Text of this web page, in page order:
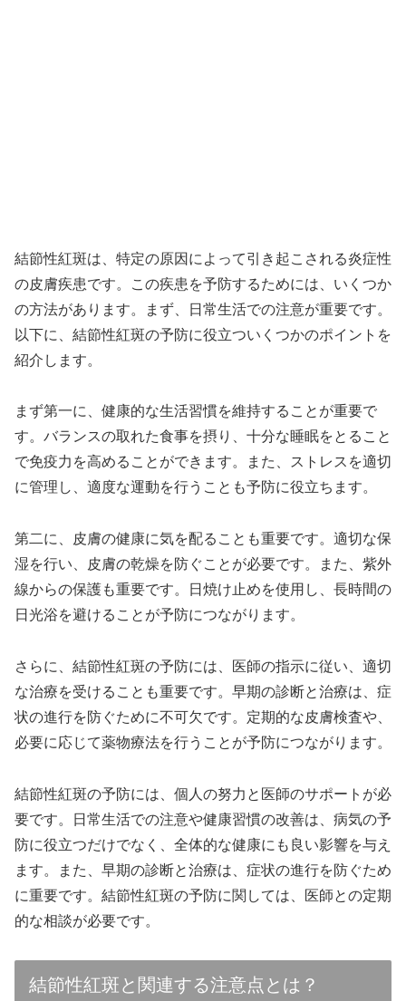
結節性紅斑は、特定の原因によって引き起こされる炎症性
の皮膚疾患です。この疾患を予防するためには、いくつか
の方法があります。まず、日常生活での注意が重要です。
以下に、結節性紅斑の予防に役立ついくつかのポイントを
紹介します。
まず第一に、健康的な生活習慣を維持することが重要で
す。バランスの取れた食事を摂り、十分な睡眠をとること
で免疫力を高めることができます。また、ストレスを適切
に管理し、適度な運動を行うことも予防に役立ちます。
第二に、皮膚の健康に気を配ることも重要です。適切な保
湿を行い、皮膚の乾燥を防ぐことが必要です。また、紫外
線からの保護も重要です。日焼け止めを使用し、長時間の
日光浴を避けることが予防につながります。
さらに、結節性紅斑の予防には、医師の指示に従い、適切
な治療を受けることも重要です。早期の診断と治療は、症
状の進行を防ぐために不可欠です。定期的な皮膚検査や、
必要に応じて薬物療法を行うことが予防につながります。
結節性紅斑の予防には、個人の努力と医師のサポートが必
要です。日常生活での注意や健康習慣の改善は、病気の予
防に役立つだけでなく、全体的な健康にも良い影響を与え
ます。また、早期の診断と治療は、症状の進行を防ぐため
に重要です。結節性紅斑の予防に関しては、医師との定期
的な相談が必要です。
結節性紅斑と関連する注意点とは？